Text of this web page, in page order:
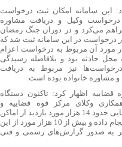
این سامانه امکان ثبت درخواست
درخواست وکیل و دریافت مشاوره
فراهم می‌کرد و در دوران جنگ رمضان
37 هزار درخواست در این سامانه ثبت شد که
30 هزار مورد آن مربوط به درخواست اعزام
محل حادثه بود و بلافاصله رسیدگی
نیز مربوط به دریافت
مشاوره خانواده بوده است.
قضاییه اظهار کرد: تاکنون دستگاه
وکلای مرکز قوه قضاییه و
مسئولان قضایی حدود 14 هزار مورد بازدید از اماکن
آسیب‌دیده انجام داده و بیش از 10 هزار مورد از این
به صدور گزارش‌های رسمی و فنی